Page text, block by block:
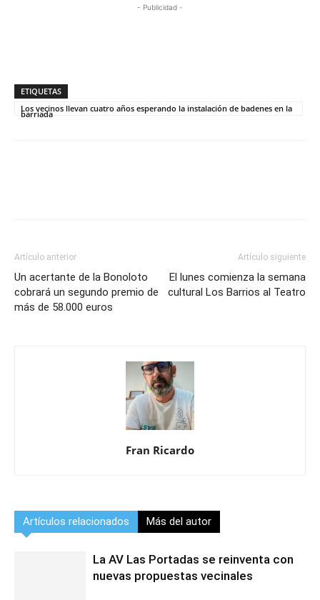
- Publicidad -
ETIQUETAS
Los vecinos llevan cuatro años esperando la instalación de badenes en la
barriada
Artículo anterior
Un acertante de la Bonoloto
cobrará un segundo premio de
más de 58.000 euros
Artículo siguiente
El lunes comienza la semana
cultural Los Barrios al Teatro
Fran Ricardo
Artículos relacionados Más del autor
La AV Las Portadas se reinventa con
nuevas propuestas vecinales